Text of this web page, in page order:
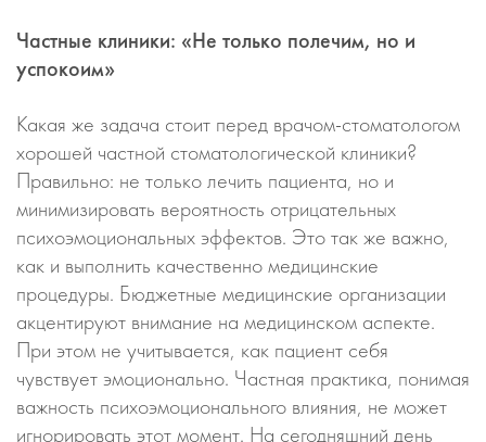
Частные клиники: «Не только полечим, но и
успокоим»
Какая же задача стоит перед врачом-стоматологом
хорошей частной стоматологической клиники?
Правильно: не только лечить пациента, но и
минимизировать вероятность отрицательных
психоэмоциональных эффектов. Это так же важно,
как и выполнить качественно медицинские
процедуры. Бюджетные медицинские организации
акцентируют внимание на медицинском аспекте.
При этом не учитывается, как пациент себя
чувствует эмоционально. Частная практика, понимая
важность психоэмоционального влияния, не может
игнорировать этот момент. На сегодняшний день